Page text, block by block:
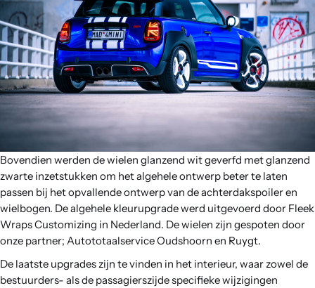
Bovendien werden de wielen glanzend wit geverfd met glanzend
zwarte inzetstukken om het algehele ontwerp beter te laten
passen bij het opvallende ontwerp van de achterdakspoiler en
wielbogen. De algehele kleurupgrade werd uitgevoerd door Fleek
Wraps Customizing in Nederland. De wielen zijn gespoten door
onze partner; Autototaalservice Oudshoorn en Ruygt.
De laatste upgrades zijn te vinden in het interieur, waar zowel de
bestuurders- als de passagierszijde specifieke wijzigingen